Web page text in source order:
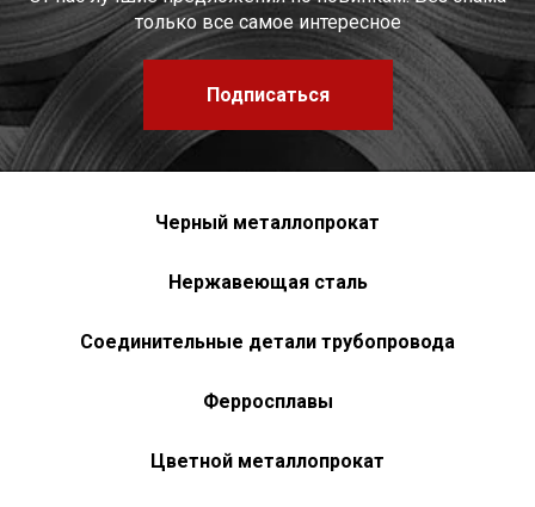
только все самое интересное
Подписаться
Черный металлопрокат
Нержавеющая сталь
Соединительные детали трубопровода
Ферросплавы
Цветной металлопрокат